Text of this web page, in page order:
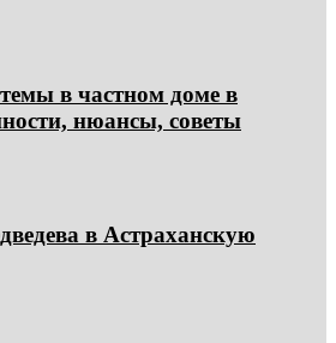
в частном доме в
нюансы, советы
в Астраханскую